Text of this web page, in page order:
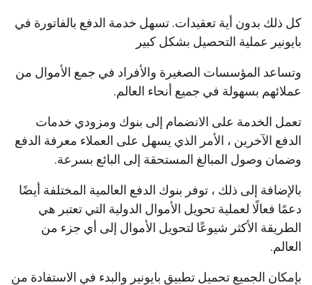
كل ذلك بدون أية تعقيدات. تسهل خدمة الدفع بالفاتورة في
بايونير عملية التحصيل بشكل كبير
وتساعد المؤسسات الصغيرة والأفراد في جمع الأموال من
عملائهم بسهولة في جميع أنحاء العالم.
تعمل الخدمة على الانضمام إلى بنوك ومزودي خدمات
الدفع الآخرين ، الأمر الذي يسهل على العملاء معرفة الدفع
وضمان وصول المبالغ المستحقة إلى البائع بسرعة.
بالإضافة إلى ذلك ، توفر بنوك الدفع العالمية المختلفة أيضًا
دعمًا فعالًا لعملية تحويل الأموال الدولية التي تعتبر هي
الطريقة الأكثر شيوعًا لتحويل الأموال إلى أي جزء من
العالم.
بإمكان الجميع تحميل تطبيق بايونير والبدء في الاستفادة من